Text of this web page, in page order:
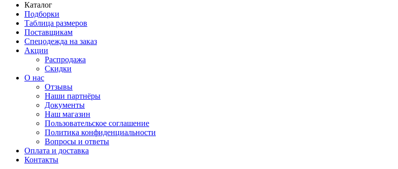
Каталог
Подборки
Таблица размеров
Поставщикам
Спецодежда на заказ
Акции
Распродажа
Скидки
О нас
Отзывы
Наши партнёры
Документы
Наш магазин
Пользовательское соглашение
Политика конфиденциальности
Вопросы и ответы
Оплата и доставка
Контакты